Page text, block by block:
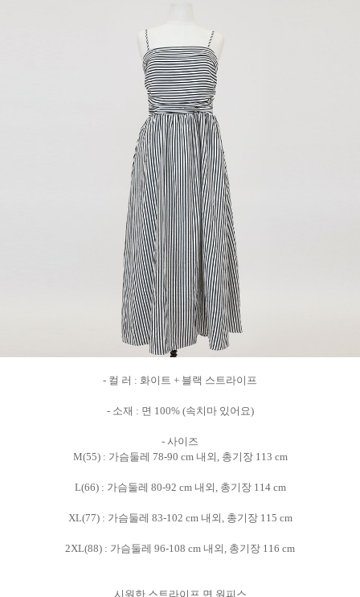
- 컬 러 : 화이트 + 블랙 스트라이프
- 소재 : 면 100% (속치마 있어요)
- 사이즈
M(55) : 가슴둘레 78-90 cm 내외, 총기장 113 cm
L(66) : 가슴둘레 80-92 cm 내외, 총기장 114 cm
XL(77) : 가슴둘레 83-102 cm 내외, 총기장 115 cm
2XL(88) : 가슴둘레 96-108 cm 내외, 총기장 116 cm
시원한 스트라이프 면 원피스